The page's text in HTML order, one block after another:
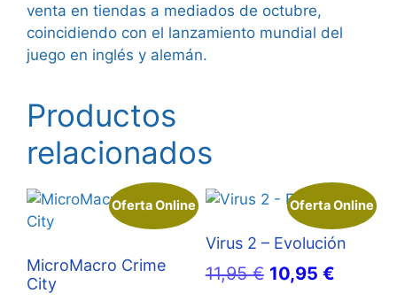
venta en tiendas a mediados de octubre,
coincidiendo con el lanzamiento mundial del
juego en inglés y alemán.
Productos
relacionados
Oferta Online
MicroMacro Crime
City
Oferta Online
Virus 2 – Evolución
11,95€ El
10,95 €El